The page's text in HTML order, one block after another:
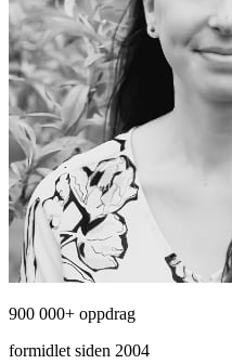
900 000+ oppdrag
formidlet siden 2004